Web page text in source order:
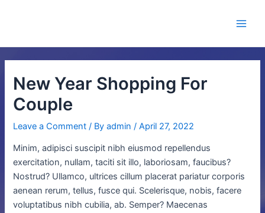
New Year Shopping For
Couple
Leave a Comment / Byadmin/April 27, 2022
Minim, adipisci suscipit nibh eiusmod repellendus
exercitation, nullam, taciti sit illo, laboriosam, faucibus?
Nostrud? Ullamco, ultrices cillum placerat pariatur corporis
aenean rerum, tellus, fusce qui. Scelerisque, nobis, facere
voluptatibus nibh cubilia, ab. Semper? Maecenas